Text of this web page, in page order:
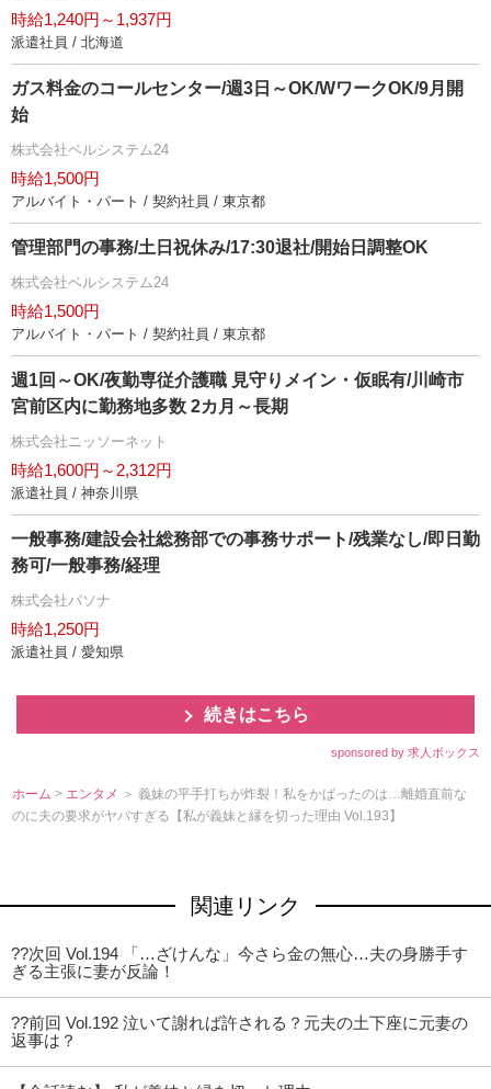
時給1,240円～1,937円
派遣社員 / 北海道
ガス料金のコールセンター/週3日～OK/WワークOK/9月開
始
株式会社ベルシステム24
時給1,500円
アルバイト・パート / 契約社員 / 東京都
管理部門の事務/土日祝休み/17:30退社/開始日調整OK
株式会社ベルシステム24
時給1,500円
アルバイト・パート / 契約社員 / 東京都
週1回～OK/夜勤専従介護職 見守りメイン・仮眠有/川崎市
宮前区内に勤務地多数 2カ月～長期
株式会社ニッソーネット
時給1,600円～2,312円
派遣社員 / 神奈川県
一般事務/建設会社総務部での事務サポート/残業なし/即日勤
務可/一般事務/経理
株式会社パソナ
時給1,250円
派遣社員 / 愛知県
続きはこちら
sponsored by 求人ボックス
ホーム > エンタメ ＞ 義妹の平手打ちが炸裂！私をかばったのは…離婚直前な
のに夫の要求がヤバすぎる【私が義妹と縁を切った理由 Vol.193】
関連リンク
??次回 Vol.194 「…ざけんな」今さら金の無心…夫の身勝手す
ぎる主張に妻が反論！
??前回 Vol.192 泣いて謝れば許される？元夫の土下座に元妻の
返事は？